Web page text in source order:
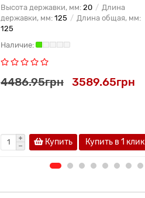
Высота державки, мм: 20
Длина
державки, мм: 125
Длина общая, мм:
125
4486.95грн 3589.65грн
Купить Купить в 1 клик